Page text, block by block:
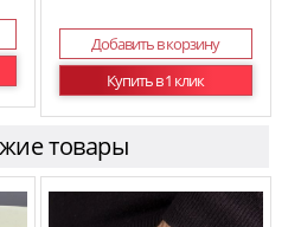
Добавить в корзину
Купить в 1 клик
товары